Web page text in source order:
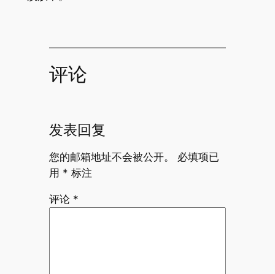
评论
发表回复
您的邮箱地址不会被公开。
必填项已
用 * 标注
评论 *